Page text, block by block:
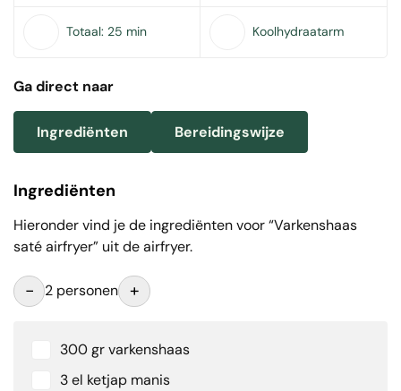
Totaal: 25 min Koolhydraatarm
Ga direct naar
Ingrediënten Bereidingswijze
Ingrediënten
Hieronder vind je de ingrediënten voor “Varkenshaas
saté airfryer” uit de airfryer.
- 2 personen +
300 gr varkenshaas
3 el ketjap manis